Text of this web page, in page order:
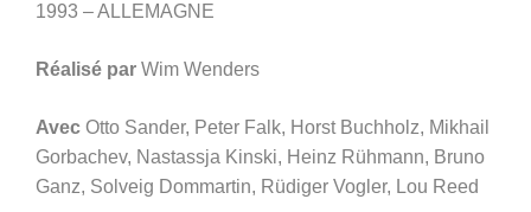
1993 – ALLEMAGNE
Réalisé par Wim Wenders
Avec Otto Sander, Peter Falk, Horst Buchholz, Mikhail
Gorbachev, Nastassja Kinski, Heinz Rühmann, Bruno
Ganz, Solveig Dommartin, Rüdiger Vogler, Lou Reed